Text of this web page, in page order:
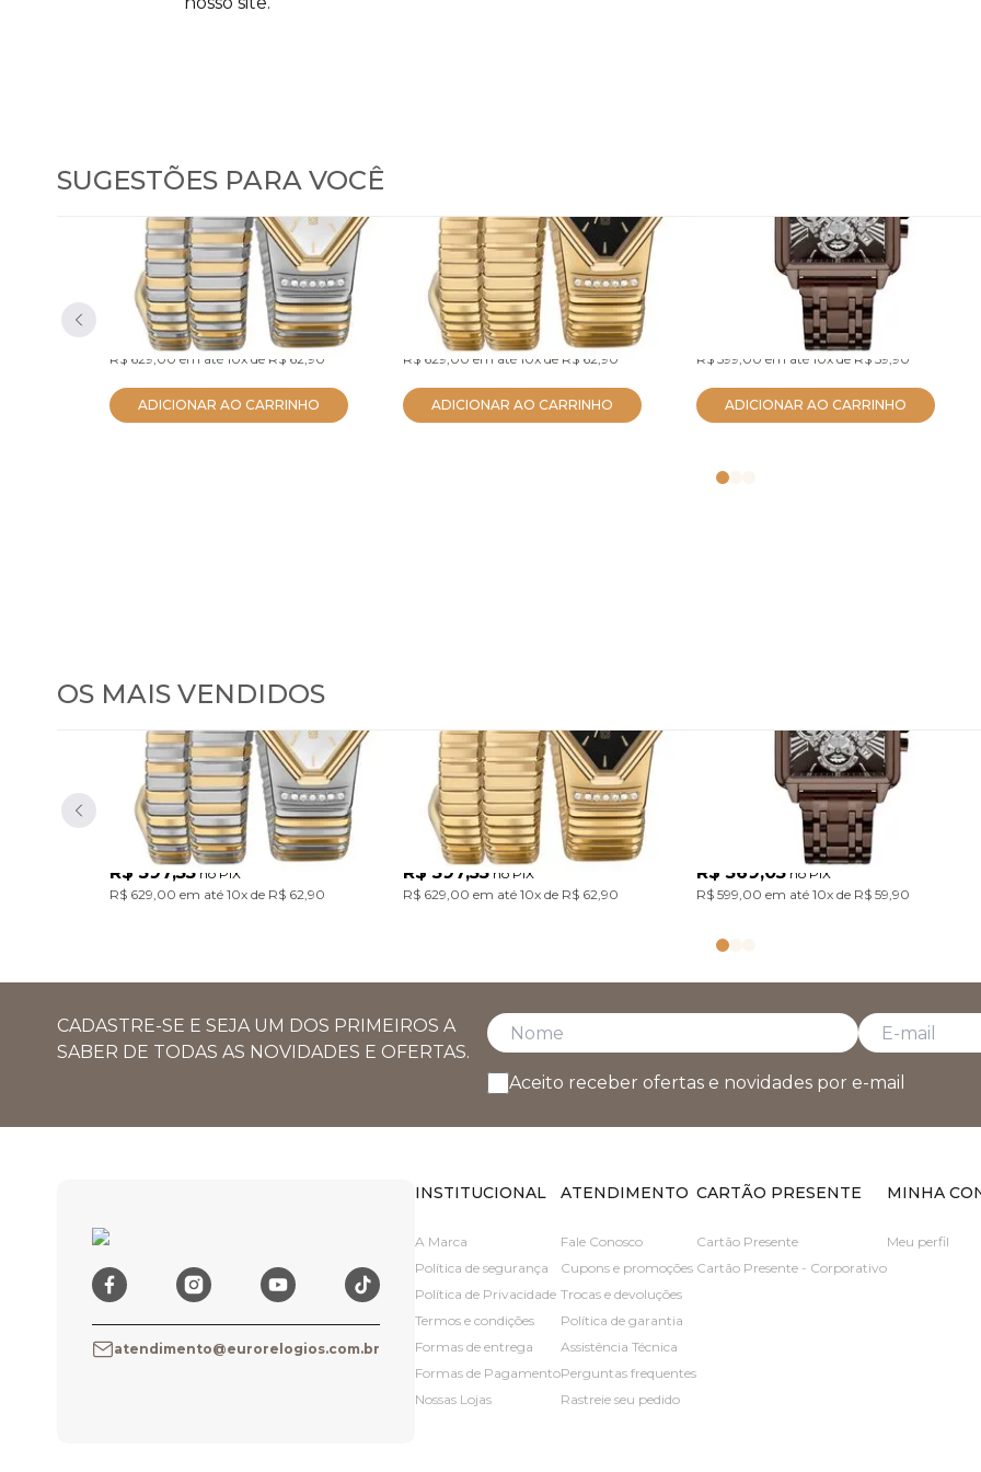
SUGESTÕES PARA VOCÊ
Relógio Euro Feminino
Serpentes Bicolor
EU2035ZDL/5K
R$ 597,55no PIX
R$ 629,00 em até 10x de R$ 62,90
ADICIONAR AO CARRINHO
Relógio Euro Feminino
Serpentes Dourado
EU2035ZDM/5P
R$ 597,55no PIX
R$ 629,00 em até 10x de R$ 62,90
ADICIONAR AO CARRINHO
Relógio Euro Unissex Big
Case Marrom
no PIX
R$ 599,00 em até 10x de R$ 59,90
ADICIONAR AO CARRINHO
OS MAIS VENDIDOS
Relógio Euro Feminino
Serpentes Bicolor
EU2035ZDL/5K
R$ 597,55 no PIX
R$ 629,00 em até 10x de R$ 62,90
Relógio Euro Feminino
Serpentes Dourado
EU2035ZDM/5P
R$ 597,55 no PIX
R$ 629,00 em até 10x de R$ 62,90
Relógio Euro Unissex Big
Case Marrom
R$ 569,05 no PIX
R$ 599,00 em até 10x de R$ 59,90
CADASTRE-SE E SEJA UM DOS PRIMEIROS A
SABER DE TODAS AS NOVIDADES E OFERTAS.
Aceito receber ofertas e novidades por e-mail
atendimento@eurorelogios.com.br
INSTITUCIONAL
A Marca
Política de segurança
Política de Privacidade
Termos e condições
Formas de entrega
Formas de Pagamento
Nossas Lojas
ATENDIMENTO
Fale Conosco
Cupons e promoções
Trocas e devoluções
Política de garantia
Assistência Técnica
Perguntas frequentes
Rastreie seu pedido
CARTÃO PRESENTE
Cartão Presente
Cartão Presente - Corporativo
MINHA
Meu perfil